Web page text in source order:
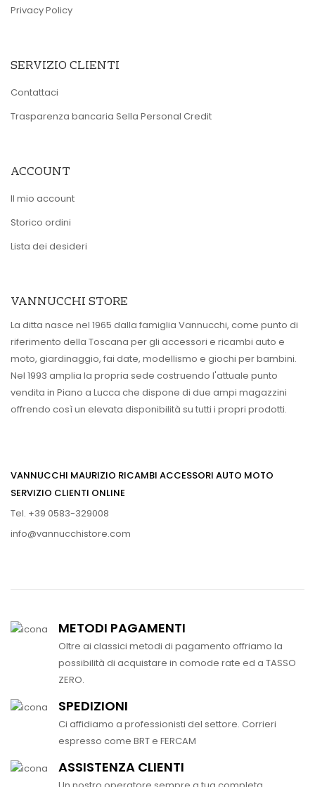
Privacy Policy
SERVIZIO CLIENTI
Contattaci
Trasparenza bancaria Sella Personal Credit
ACCOUNT
Il mio account
Storico ordini
Lista dei desideri
VANNUCCHI STORE
La ditta nasce nel 1965 dalla famiglia Vannucchi, come punto di
riferimento della Toscana per gli accessori e ricambi auto e
moto, giardinaggio, fai date, modellismo e giochi per bambini.
Nel 1993 amplia la propria sede costruendo l'attuale punto
vendita in Piano a Lucca che dispone di due ampi magazzini
offrendo così un elevata disponibilità su tutti i propri prodotti.
VANNUCCHI MAURIZIO RICAMBI ACCESSORI AUTO MOTO
SERVIZIO CLIENTI ONLINE
Tel. +39 0583-329008
info@vannucchistore.com
METODI PAGAMENTI
Oltre ai classici metodi di pagamento offriamo la
possibilità di acquistare in comode rate ed a TASSO
ZERO.
SPEDIZIONI
Ci affidiamo a professionisti del settore. Corrieri
espresso come BRT e FERCAM
ASSISTENZA CLIENTI